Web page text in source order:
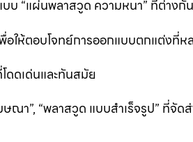
บ “แผ่นพลาสวูด ความหนา” ที่ต่างกั
อให้ตอบโจทย์การออกแบบตกแต่งที่ห
ดดเด่นและทันสมัย
ษณา”, “พลาสวูด แบบสำเร็จรูป” ที่จัด